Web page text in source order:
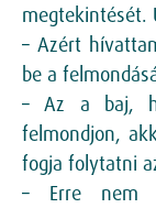
megtekintését.
– Azért
be a
– Az a baj,
felmondjon,
fogja folytatni
– Erre nem